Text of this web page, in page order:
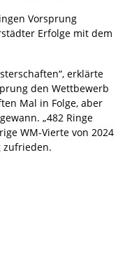
Vorsprung
Erfolge mit dem
erklärte
den Wettbewerb
Mal in Folge, aber
„482 Ringe
WM-Vierte von 2024
zufrieden.